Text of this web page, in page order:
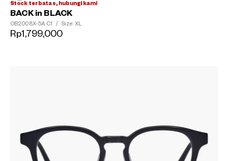
Stock terbatas, hubungi kami
BACK in BLACK
OB2008X-5A C1 / Size: XL
Rp1,799,000